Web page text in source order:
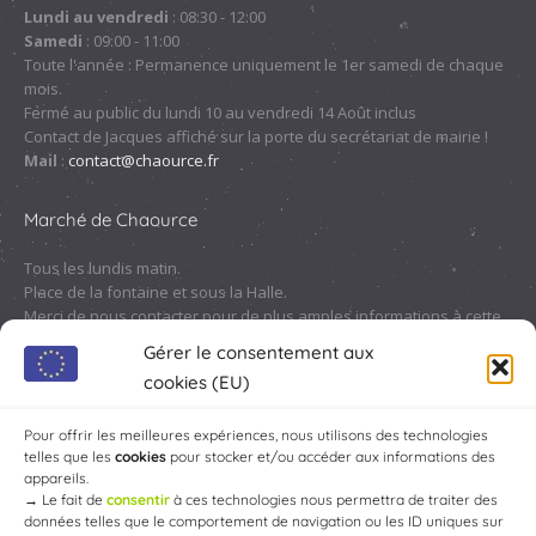
Gérer le consentement aux
cookies (EU)
Pour offrir les meilleures expériences, nous utilisons des technologies
telles que les cookies pour stocker et/ou accéder aux informations des
appareils.
→ Le fait de consentir à ces technologies nous permettra de traiter des
données telles que le comportement de navigation ou les ID uniques sur
nouvelle
fenêtre
nouvelle
fenêtre
nouvelle
fenêtre
nouvelle
fenêtre
Lundi au vendredi : 08:30 - 12:00
Samedi : 09:00 - 11:00
Toute l'année : Permanence uniquement le 1er samedi de chaque
mois.
Fermé au public du lundi 10 au vendredi 14 Août inclus
Contact de Jacques affiché sur la porte du secrétariat de mairie !
Mail : contact@chaource.fr
Marché de Chaource
Tous les lundis matin.
Place de la fontaine et sous la Halle.
Merci de nous contacter pour de plus amples informations à cette